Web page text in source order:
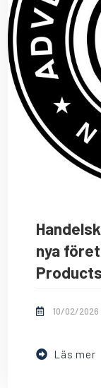
nya
10/02/2026
Läs mer